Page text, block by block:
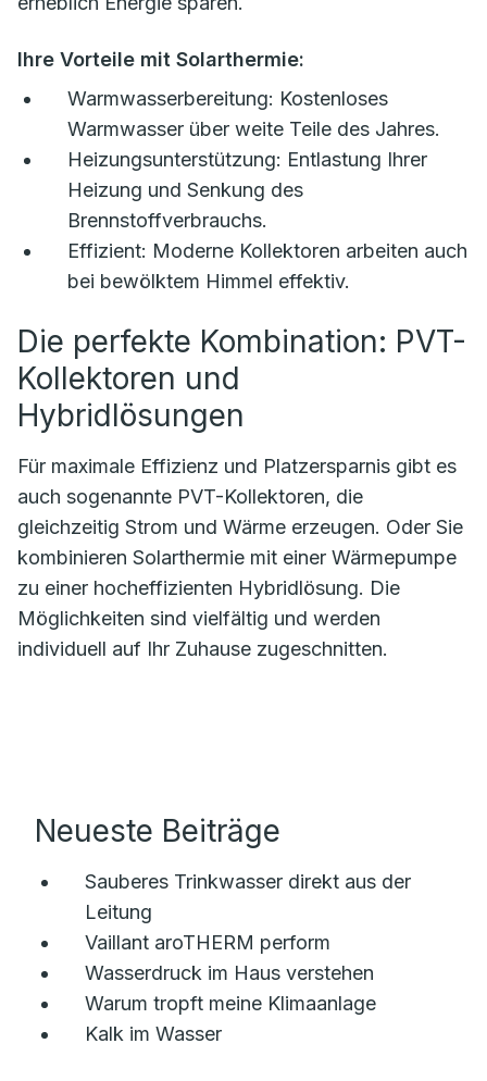
Ihre Vorteile mit Solarthermie:
Warmwasserbereitung: Kostenloses
Warmwasser über weite Teile des Jahres.
Heizungsunterstützung: Entlastung Ihrer
Heizung und Senkung des
Brennstoffverbrauchs.
Effizient: Moderne Kollektoren arbeiten auch
bei bewölktem Himmel effektiv.
Die perfekte Kombination: PVT-
Kollektoren und
Hybridlösungen
Für maximale Effizienz und Platzersparnis gibt es
auch sogenannte PVT-Kollektoren, die
gleichzeitig Strom und Wärme erzeugen. Oder Sie
kombinieren Solarthermie mit einer Wärmepumpe
zu einer hocheffizienten Hybridlösung. Die
Möglichkeiten sind vielfältig und werden
individuell auf Ihr Zuhause zugeschnitten.
Neueste Beiträge
Sauberes Trinkwasser direkt aus der
Leitung
Vaillant aroTHERM perform
Wasserdruck im Haus verstehen
Warum tropft meine Klimaanlage
Kalk im Wasser